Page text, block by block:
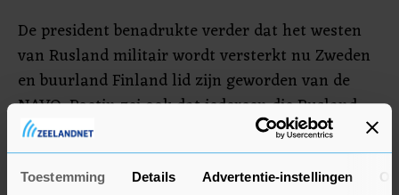
Toestemming Details Advertentie-instellingen
De president benadrukte verder dat het westen
van Rusland militair wordt versterkt nu Zweden
en buurland Finland lid zijn geworden van de
NAVO. Poetin zei ook dat iedereen die Rusland
probeert binnen te vallen, met zwaardere
gevolgen te maken krijgt dan tijdens de Tweede
Wereldoorlog, omdat het land nu wapens heeft